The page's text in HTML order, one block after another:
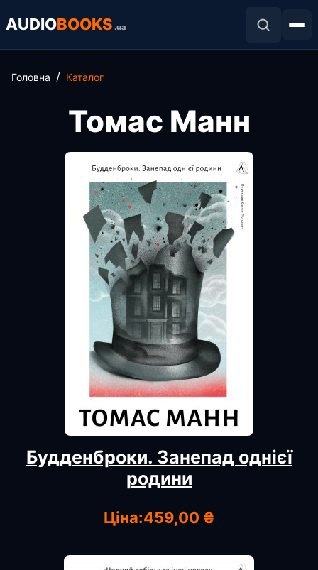
AUDIOBOOKS .ua
Головна Каталог
Томас Манн
Будденброки. Занепад однієї
родини
Ціна:459,00 ₴